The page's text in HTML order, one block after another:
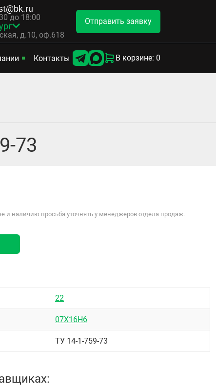
до 18:00
д.10, оф.618
Отправить заявку
Контакты В корзине: 0
73
и наличию просьба уточнять у менеджеров отдела продаж.
22
07Х16Н6
ТУ 14-1-759-73